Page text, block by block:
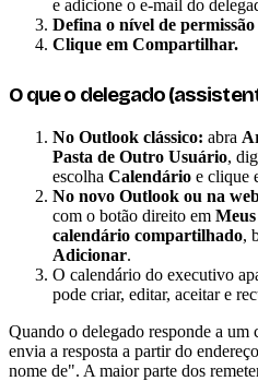
e adicione o e-mail do
Defina o nível de
Clique em Compartilhar.
O que o delegado
No Outlook clássico: abra
Pasta de Outro Usuário,
escolha Calendário e clique
No novo Outlook ou na
com o botão direito em
calendário compartilhado,
Adicionar.
O calendário do executivo
pode criar, editar, aceitar e
Quando o delegado responde a
envia a resposta a partir do
nome de". A maior parte dos